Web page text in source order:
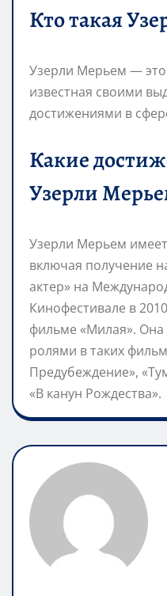
Кто такая
Узерли Мерьем — это
известная своими
достижениями в
Какие
Узерли
Узерли Мерьем
включая получение
актер» на
Кинофестивале в
фильме «Милая». Она
ролями в таких
Предубеждение»,
«В канун Рождества».